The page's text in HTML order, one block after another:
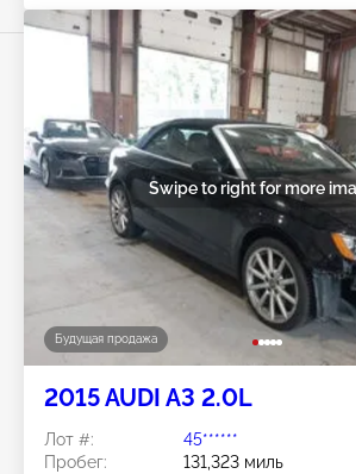
Будущая продажа
Swipe to right for more
2015 AUDI A3 2.0L
Лот #:
45******
Пробег:
131,323 миль